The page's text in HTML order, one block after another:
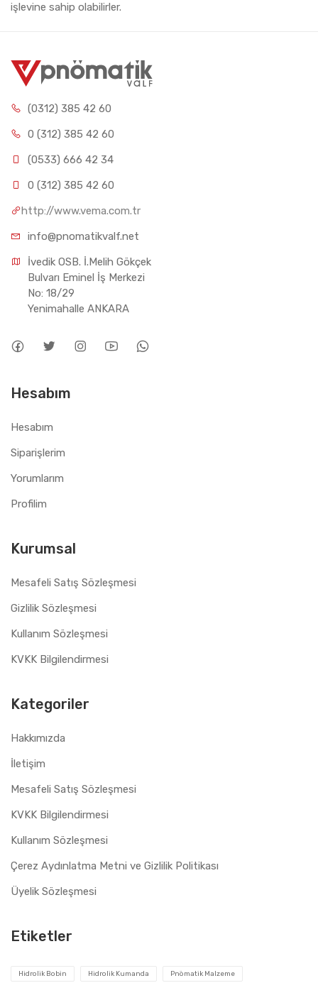
işlevine sahip olabilirler.
(0312) 385 42 60
0 (312) 385 42 60
(0533) 666 42 34
0 (312) 385 42 60
http://www.vema.com.tr
info@pnomatikvalf.net
İvedik OSB. İ.Melih Gökçek
Bulvarı Eminel İş Merkezi
No: 18/29
Yenimahalle ANKARA
Hesabım
Hesabım
Siparişlerim
Yorumlarım
Profilim
Kurumsal
Mesafeli Satış Sözleşmesi
Gizlilik Sözleşmesi
Kullanım Sözleşmesi
KVKK Bilgilendirmesi
Kategoriler
Hakkımızda
İletişim
Mesafeli Satış Sözleşmesi
KVKK Bilgilendirmesi
Kullanım Sözleşmesi
Çerez Aydınlatma Metni ve Gizlilik Politikası
Üyelik Sözleşmesi
Etiketler
Hidrolik Bobin Hidrolik Kumanda Pnömatik Malzeme